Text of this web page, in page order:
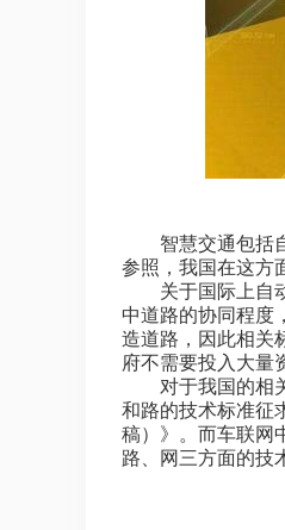
智慧交通包括自
参照，我国在这方
关于国际上自动
中道路的协同程度
造道路，因此相关
府不需要投入大量
对于我国的相关
和路的技术标准征
稿）》。而车联网
路、网三方面的技